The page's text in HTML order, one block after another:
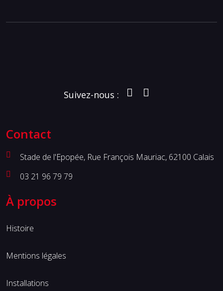
Suivez-nous :
Contact
Stade de l'Epopée, Rue François Mauriac, 62100 Calais
03 21 96 79 79
À propos
Histoire
Mentions légales
Installations